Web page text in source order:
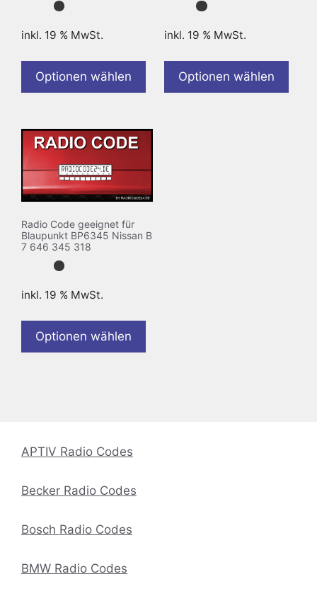
inkl. 19 % MwSt.
Optionen wählen
inkl. 19 % MwSt.
Optionen wählen
Radio Code geeignet für
Blaupunkt BP6345 Nissan B
7 646 345 318
inkl. 19 % MwSt.
Optionen wählen
APTIV Radio Codes
Becker Radio Codes
Bosch Radio Codes
BMW Radio Codes